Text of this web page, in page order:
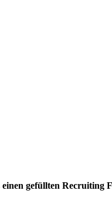
gefüllten